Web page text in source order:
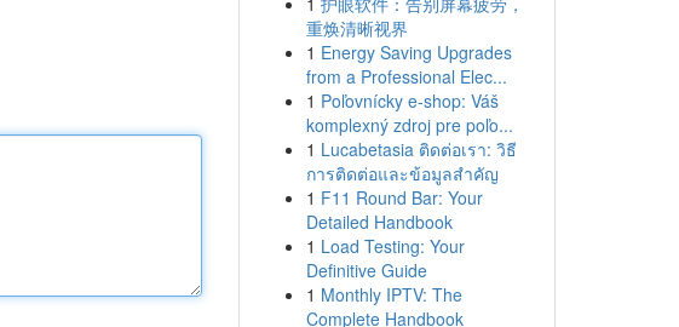
重焕清晰视界
1 Energy Saving Upgrades
from a Professional Elec...
1 Poľovnícky e-shop: Váš
komplexný zdroj pre poľo...
1 Lucabetasia ติดต่อเรา: วิธี
การติดต่อและข้อมูลสำคัญ
1 F11 Round Bar: Your
Detailed Handbook
1 Load Testing: Your
Definitive Guide
1 Monthly IPTV: The
Complete Handbook